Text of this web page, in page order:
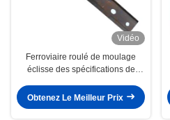
Vidéo
Ferroviaire roulé de moulage
éclisse des spécifications de
Obtenez Le Meilleur Prix